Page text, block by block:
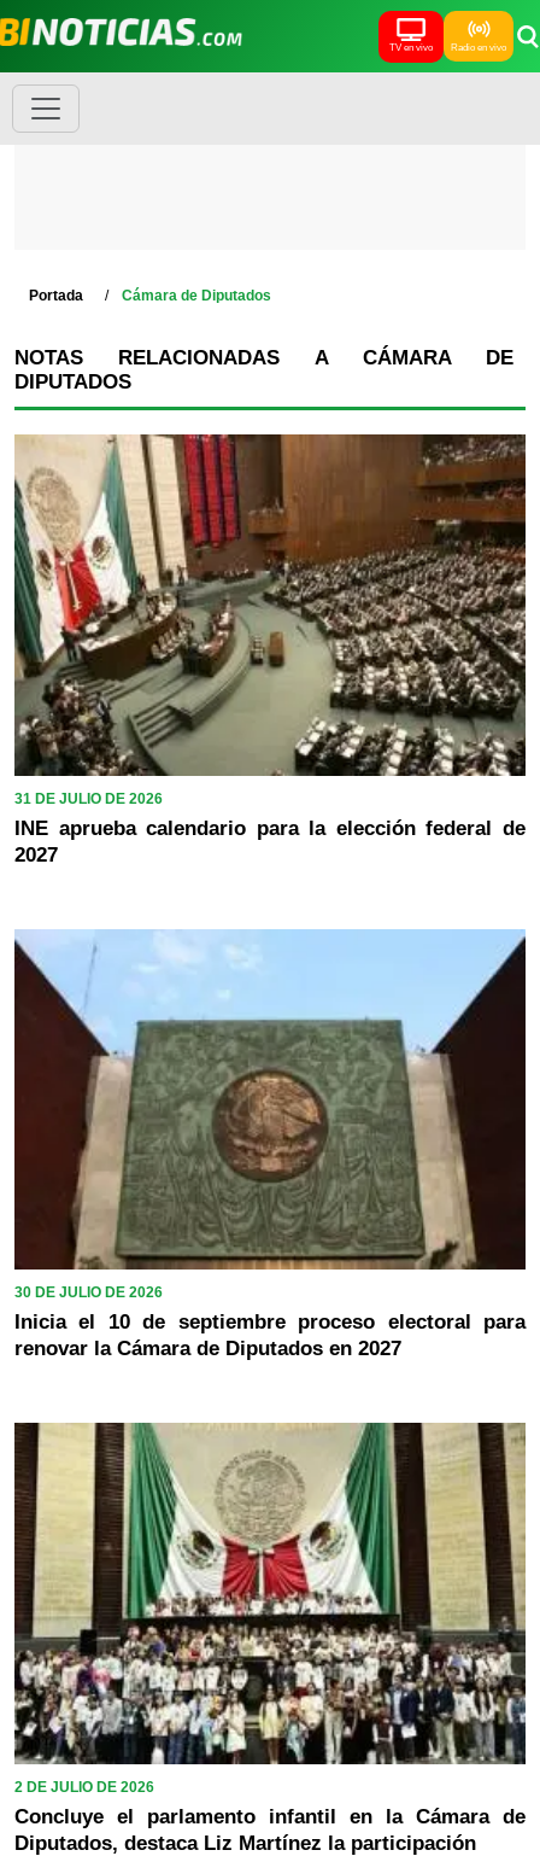
TV en vivo Radio en vivo
Portada Cámara de Diputados
NOTAS RELACIONADAS A CÁMARA DE
DIPUTADOS
31 DE JULIO DE 2026
INE aprueba calendario para la elección federal de
2027
30 DE JULIO DE 2026
Inicia el 10 de septiembre proceso electoral para
renovar la Cámara de Diputados en 2027
2 DE JULIO DE 2026
Concluye el parlamento infantil en la Cámara de
Diputados, destaca Liz Martínez la participación